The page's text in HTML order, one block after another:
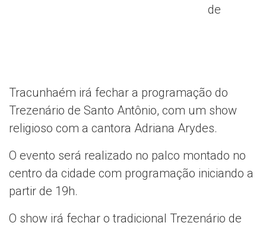
de
Tracunhaém irá fechar a programação do
Trezenário de Santo Antônio, com um show
religioso com a cantora Adriana Arydes.
O evento será realizado no palco montado no
centro da cidade com programação iniciando a
partir de 19h.
O show irá fechar o tradicional Trezenário de